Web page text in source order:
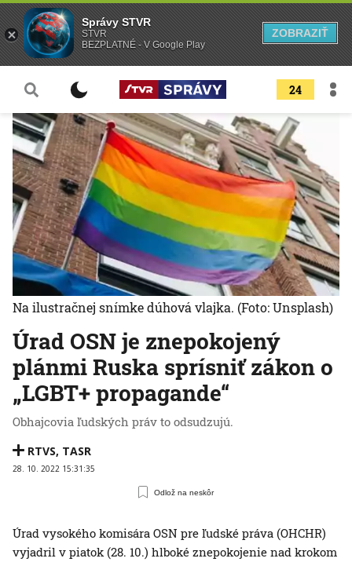
24
Úrad OSN je znepokojený
plánmi Ruska sprísniť zákon o
„LGBT+ propagande“
Obhajcovia ľudských práv to odsudzujú.
RTVS, TASR
28. 10. 2022 15:31:35
Odlož na neskôr
Na ilustračnej snímke dúhová vlajka. (Foto: Unsplash)
Úrad vysokého komisára OSN pre ľudské práva (OHCHR)
vyjadril v piatok (28. 10.) hlboké znepokojenie nad krokom
Správy STVR
STVR
BEZPLATNÉ - V Google Play
ZOBRAZIŤ